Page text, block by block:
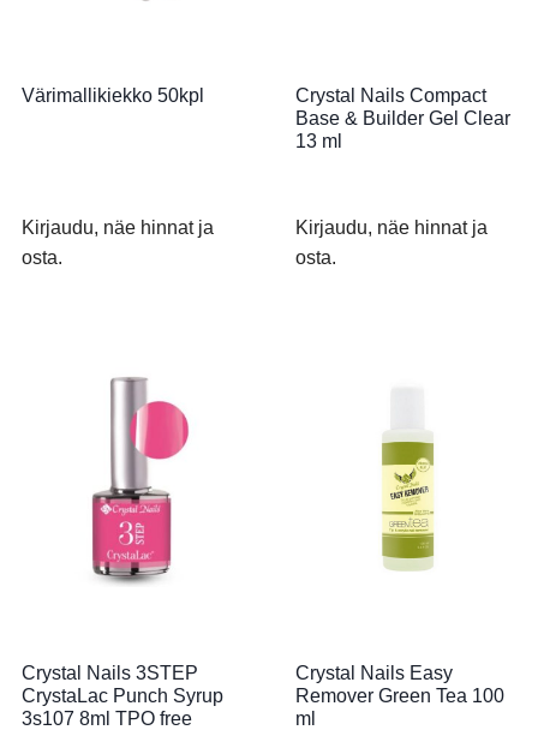
Värimallikiekko 50kpl
Kirjaudu, näe hinnat ja
osta.
Crystal Nails Compact
Base & Builder Gel Clear
13 ml
Kirjaudu, näe hinnat ja
osta.
Crystal Nails 3STEP
CrystaLac Punch Syrup
3s107 8ml TPO free
Crystal Nails Easy
Remover Green Tea 100
ml